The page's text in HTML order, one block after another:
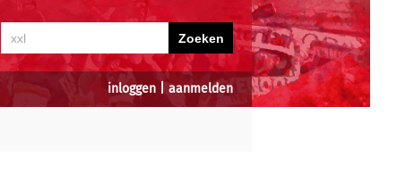
inloggen aanmelden